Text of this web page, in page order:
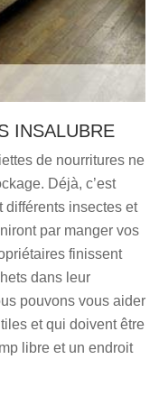
INSALUBRE
de nourritures ne
Déjà, c’est
différents insectes et
par manger vos
finissent
dans leur
pouvons vous aider
et qui doivent être
libre et un endroit